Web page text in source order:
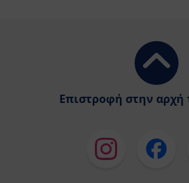
Επιστροφή στην αρχή